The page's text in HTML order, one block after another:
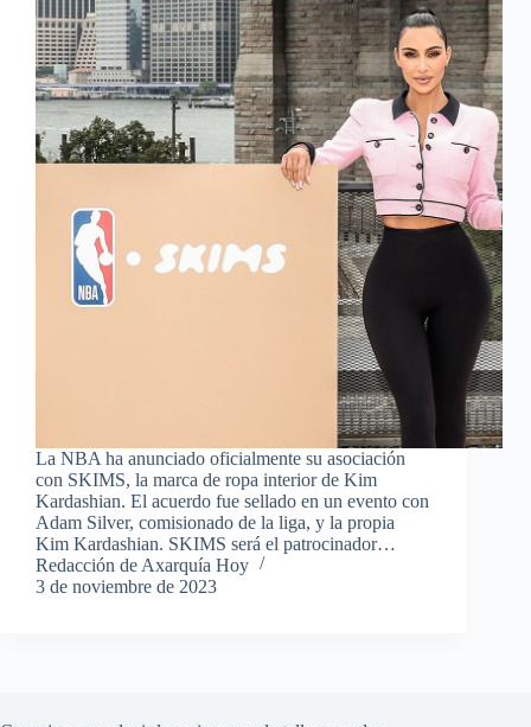
La NBA ha anunciado oficialmente su asociación
con SKIMS, la marca de ropa interior de Kim
Kardashian. El acuerdo fue sellado en un evento con
Adam Silver, comisionado de la liga, y la propia
Kim Kardashian. SKIMS será el patrocinador…
Redacción de Axarquía Hoy
3 de noviembre de 2023